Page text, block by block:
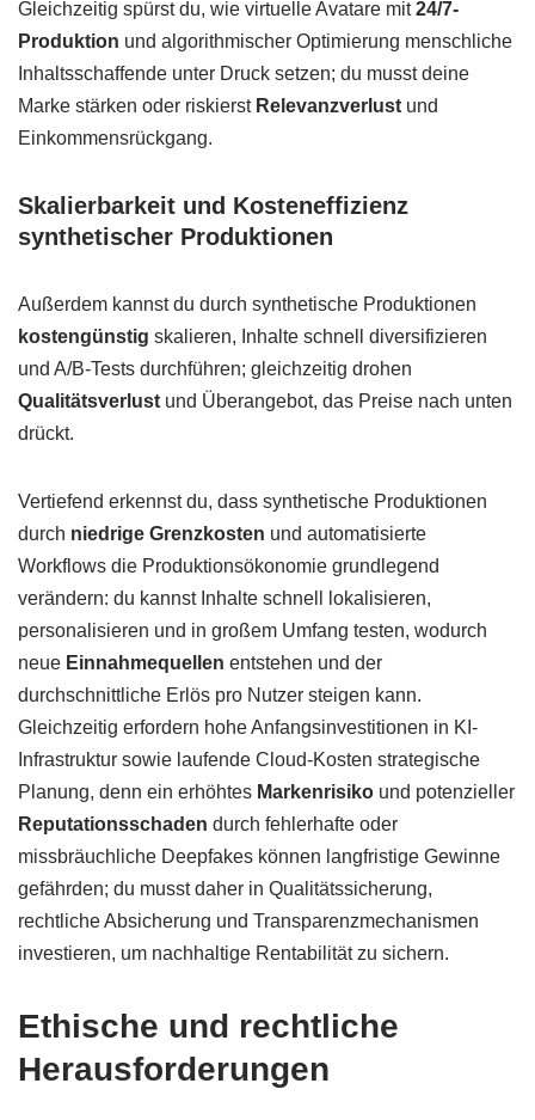
Gleichzeitig spürst du, wie virtuelle Avatare mit24/7-
Produktion und algorithmischer Optimierung menschliche
Inhaltsschaffende unter Druck setzen; du musst deine
Marke stärken oder riskierst Relevanzverlust und
Einkommensrückgang.
Skalierbarkeit und Kosteneffizienz
synthetischer Produktionen
Außerdem kannst du durch synthetische Produktionen
kostengünstig skalieren, Inhalte schnell diversifizieren
und A/B-Tests durchführen; gleichzeitig drohen
Qualitätsverlust und Überangebot, das Preise nach unten
drückt.
Vertiefend erkennst du, dass synthetische Produktionen
durch niedrige Grenzkosten und automatisierte
Workflows die Produktionsökonomie grundlegend
verändern: du kannst Inhalte schnell lokalisieren,
personalisieren und in großem Umfang testen, wodurch
neue Einnahmequellen entstehen und der
durchschnittliche Erlös pro Nutzer steigen kann.
Gleichzeitig erfordern hohe Anfangsinvestitionen in KI-
Infrastruktur sowie laufende Cloud-Kosten strategische
Planung, denn ein erhöhtes Markenrisiko und potenzieller
Reputationsschaden durch fehlerhafte oder
missbräuchliche Deepfakes können langfristige Gewinne
gefährden; du musst daher in Qualitätssicherung,
rechtliche Absicherung und Transparenzmechanismen
investieren, um nachhaltige Rentabilität zu sichern.
Ethische und rechtliche
Herausforderungen